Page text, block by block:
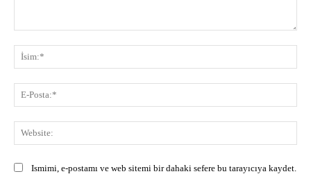
Ismimi, e-postamı ve web sitemi bir dahaki sefere bu tarayıcıya kaydet.